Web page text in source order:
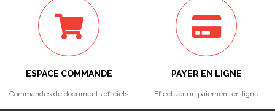
ESPACE COMMANDE
Commandes de documents officiels
PAYER EN LIGNE
Effectuer un paiement en ligne